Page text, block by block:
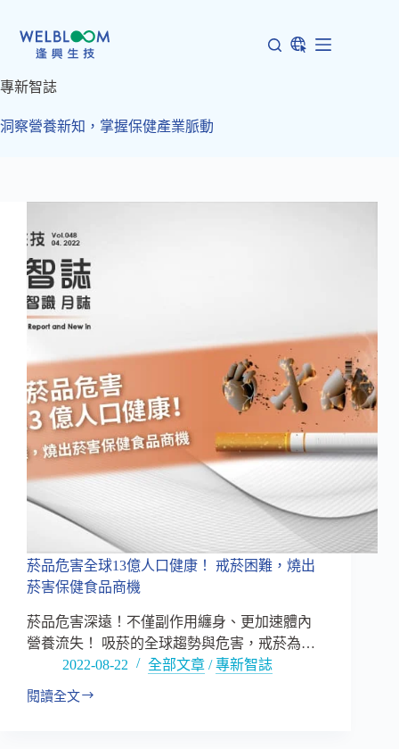
內
容
專新智誌
洞察營養新知，掌握保健產業脈動
菸品危害全球13億人口健康！ 戒菸困難，燒出
菸害保健食品商機
菸品危害深遠！不僅副作用纏身、更加速體內
營養流失！ 吸菸的全球趨勢與危害，戒菸為…
2022-08-22
全部文章 /專新智誌
閱讀全文
菸